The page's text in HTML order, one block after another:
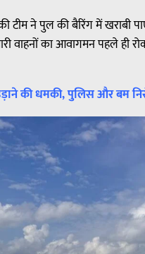
की टीम ने पुल की बैरिंग में खराबी
का आवागमन पहले ही
की धमकी, पुलिस और बम